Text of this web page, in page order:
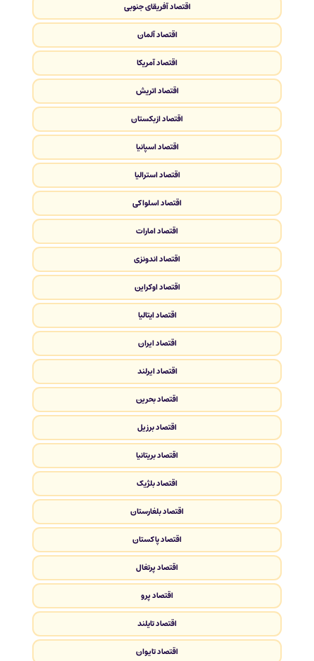
اقتصاد آفریقای جنوبی
اقتصاد آلمان
اقتصاد آمریکا
اقتصاد اتریش
اقتصاد ازبکستان
اقتصاد اسپانیا
اقتصاد استرالیا
اقتصاد اسلواکی
اقتصاد امارات
اقتصاد اندونزی
اقتصاد اوکراین
اقتصاد ایتالیا
اقتصاد ایران
اقتصاد ایرلند
اقتصاد بحرین
اقتصاد برزیل
اقتصاد بریتانیا
اقتصاد بلژیک
اقتصاد بلغارستان
اقتصاد پاکستان
اقتصاد پرتغال
اقتصاد پرو
اقتصاد تایلند
اقتصاد تایوان